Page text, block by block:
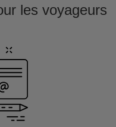
les voyageurs